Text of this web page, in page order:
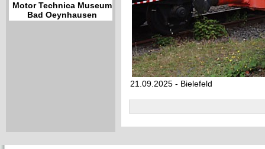
Motor Technica Museum
Bad Oeynhausen
21.09.2025 - Bielefeld